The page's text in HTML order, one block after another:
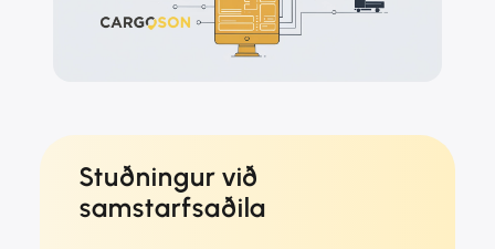
Stuðningur við
samstarfsaðila